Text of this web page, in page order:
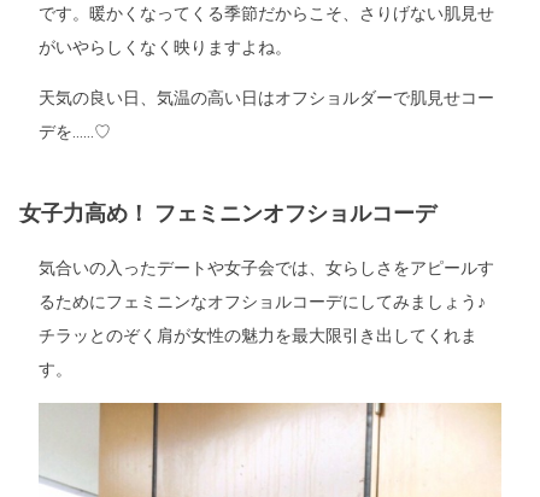
です。暖かくなってくる季節だからこそ、さりげない肌見せ
がいやらしくなく映りますよね。
天気の良い日、気温の高い日はオフショルダーで肌見せコー
デを……♡
女子力高め！ フェミニンオフショルコーデ
気合いの入ったデートや女子会では、女らしさをアピールす
るためにフェミニンなオフショルコーデにしてみましょう♪
チラッとのぞく肩が女性の魅力を最大限引き出してくれま
す。